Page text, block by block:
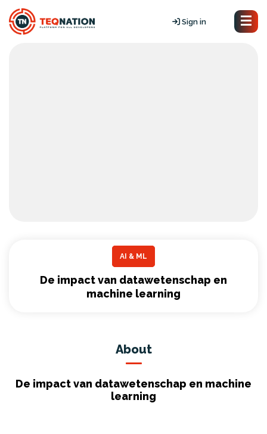
Sign in
AI & ML
De impact van datawetenschap en
machine learning
About
De impact van datawetenschap en machine
learning